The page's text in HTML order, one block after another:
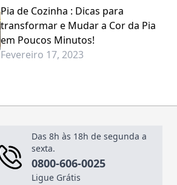
Pia de Cozinha : Dicas para
transformar e Mudar a Cor da Pia
em Poucos Minutos!
Fevereiro 17, 2023
Das 8h às 18h de segunda a
sexta.
0800-606-0025
Ligue Grátis